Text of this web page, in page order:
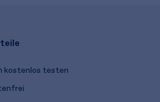
kostenlos testen